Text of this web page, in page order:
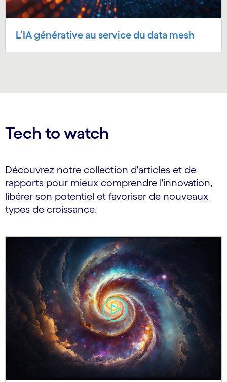
L’IA générative au service du data mesh
Tech to watch
Découvrez notre collection d'articles et de
rapports pour mieux comprendre l'innovation,
libérer son potentiel et favoriser de nouveaux
types de croissance.